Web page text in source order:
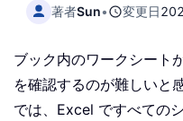
著者Sun• 変更日
ブック内のワークシート
を確認するのが難しいと
では、Excel ですべての